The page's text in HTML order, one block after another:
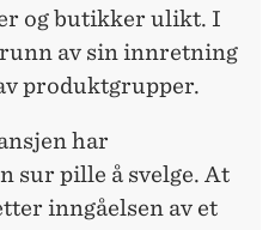
og butikker ulikt. I
av sin innretning
produktgrupper.
har
sur pille å svelge. At
inngåelsen av et